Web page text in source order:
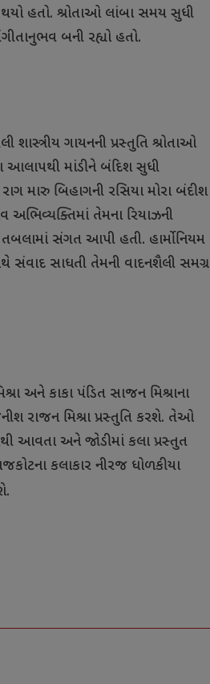
હતો. શ્રોતાઓ લાંબા સમય સુધી
બની રહ્યો હતો.
શાસ્ત્રીય ગાયનની પ્રસ્તુતિ શ્રોતાઓ
આલાપથી માંડીને બંદિશ સુધી
મારુ બિહાગની રસિયા મોરા બંદીશ
તેમના રિયાઝની
સંગત આપી હતી. હાર્મોનિયમ
સાધતી તેમની વાદનશૈલી સમગ્ર
અને કાકા પંડિત સાજન મિશ્રાના
રાજન મિશ્રા પ્રસ્તુતિ કરશે. તેઓ
આવતા અને જોડીમાં કલા પ્રસ્તુત
કલાકાર નીરજ ધોળકીયા